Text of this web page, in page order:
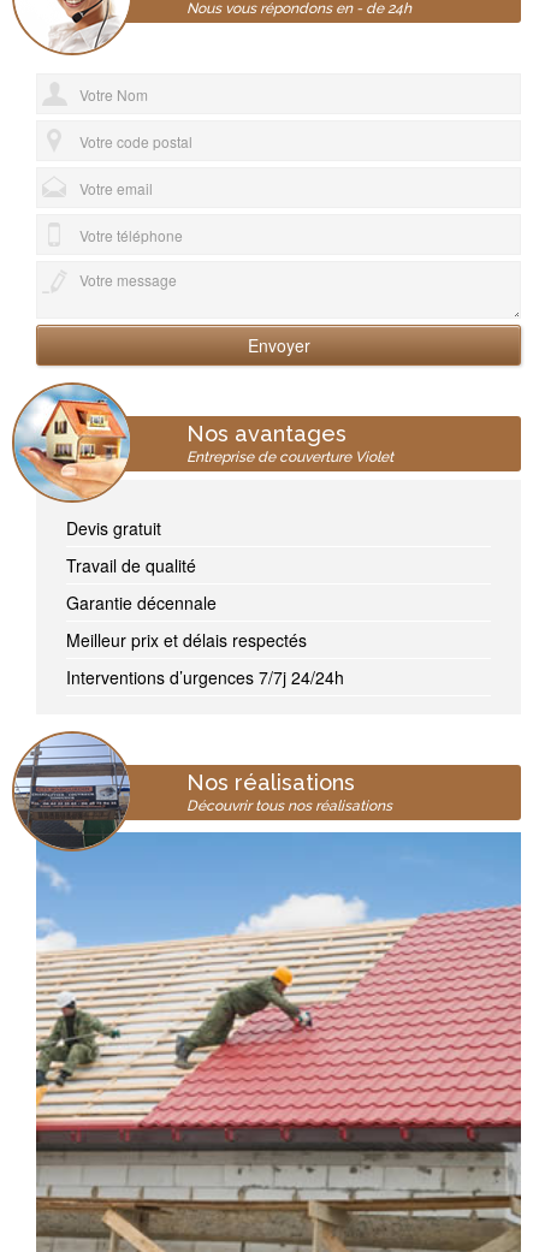
Nous vous répondons en - de 24h
Nos avantages
Entreprise de couverture Violet
Devis gratuit
Travail de qualité
Garantie décennale
Meilleur prix et délais respectés
Interventions d’urgences 7/7j 24/24h
Nos réalisations
Découvrir tous nos réalisations